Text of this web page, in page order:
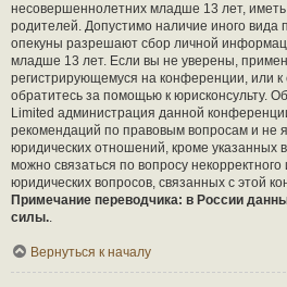
несовершеннолетних младше 13 лет, иметь
родителей. Допустимо наличие иного вида
опекуны разрешают сбор личной
младше 13 лет. Если вы не уверены,
регистрирующемуся на конференции, или
обратитесь за помощью к юрисконсульту.
Limited администрация данной
рекомендаций по правовым вопросам и не
юридических отношений, кроме указанных
можно связаться по вопросу
юридических вопросов, связанных с этой
Примечание переводчика: в России
силы..
Вернуться к началу